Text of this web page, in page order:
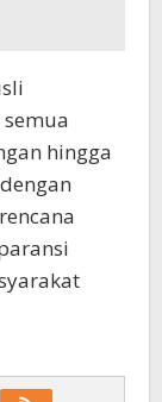
hingga